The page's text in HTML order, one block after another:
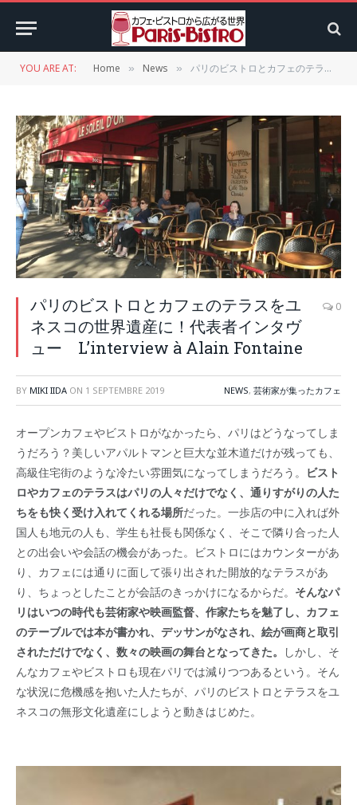
YOU ARE AT: Home » News » パリのビストロとカフェのテラスをユネスコの世界遺産に！代表者インタヴュー L’interview à Alain Fontaine
パリのビストロとカフェのテラスをユ
ネスコの世界遺産に！代表者インタヴ
ュー L’interview à Alain Fontaine
0
BY MIKI IIDA ON 1 SEPTEMBRE 2019 NEWS, 芸術家が集ったカフェ
オープンカフェやビストロがなかったら、パリはどうなってしま
うだろう？美しいアパルトマンと巨大な並木道だけが残っても、
高級住宅街のような冷たい雰囲気になってしまうだろう。 ビスト
ロやカフェのテラスはパリの人々だけでなく、通りすがりの人た
ちをも快く受け入れてくれる場所だった。一歩店の中に入れば外
国人も地元の人も、学生も社長も関係なく、そこで隣り合った人
との出会いや会話の機会があった。ビストロにはカウンターがあ
り、カフェには通りに面して張り出された開放的なテラスがあ
り、ちょっとしたことが会話のきっかけになるからだ。 そんなパ
リはいつの時代も芸術家や映画監督、作家たちを魅了し、カフェ
のテーブルでは本が書かれ、デッサンがなされ、絵が画商と取引
されただけでなく、数々の映画の舞台となってきた。
しかし、そ
んなカフェやビストロも現在パリでは減りつつあるという。そん
な状況に危機感を抱いた人たちが、パリのビストロとテラスをユ
ネスコの無形文化遺産にしようと動きはじめた。